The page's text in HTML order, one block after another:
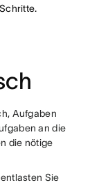
Aufgaben
an die
die nötige
entlasten Sie